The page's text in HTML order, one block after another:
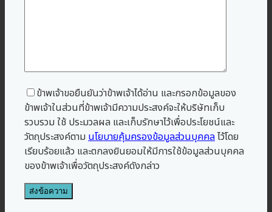
ข้าพเจ้าขอยืนยันว่าข้าพเจ้าได้อ่าน และกรอกข้อมูลของ
ข้าพเจ้าในส่วนที่ข้าพเจ้ามีความประสงค์จะให้บริษัทเก็บ
รวบรวม ใช้ ประมวลผล และเก็บรักษาไว้เพื่อประโยชน์และ
วัตถุประสงค์ตาม นโยบายคุ้มครองข้อมูลส่วนบุคคลไว้โดย
เรียบร้อยแล้ว และตกลงยินยอมให้มีการใช้ข้อมูลส่วนบุคคล
ของข้าพเจ้าเพื่อวัตถุประสงค์ดังกล่าว